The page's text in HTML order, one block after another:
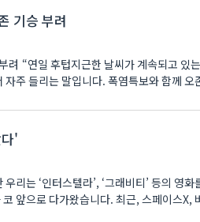
기승 부려
려 “연일 후텁지근한 날씨가 계속되고 있
주 들리는 말입니다. 폭염특보와 함께
'
리는 ‘인터스텔라’, ‘그래비티’ 등의 영
앞으로 다가왔습니다. 최근, 스페이스X,